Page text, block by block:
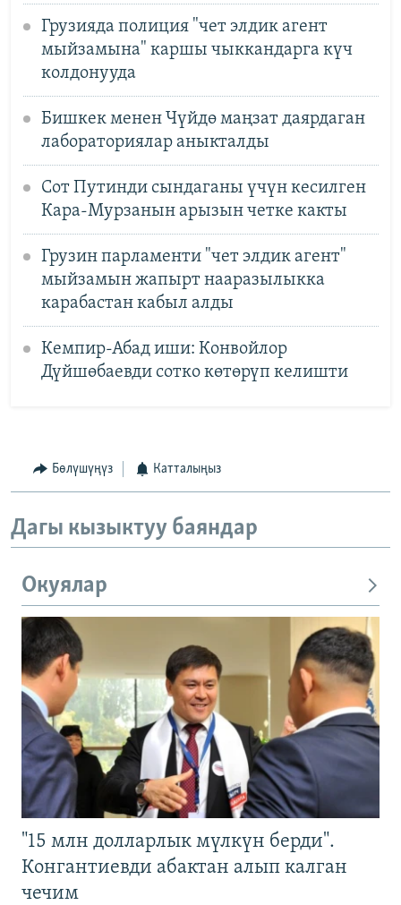
Грузияда полиция "чет элдик агент
мыйзамына" каршы чыккандарга күч
колдонууда
Бишкек менен Чүйдө маңзат даярдаган
лабораториялар аныкталды
Сот Путинди сындаганы үчүн кесилген
Кара-Мурзанын арызын четке какты
Грузин парламенти "чет элдик агент"
мыйзамын жапырт нааразылыкка
карабастан кабыл алды
Кемпир-Абад иши: Конвойлор
Дүйшөбаевди сотко көтөрүп келишти
Бөлүшүңүз Катталыңыз
Дагы кызыктуу баяндар
Окуялар
"15 млн долларлык мүлкүн берди".
Конгантиевди абактан алып калган
чечим